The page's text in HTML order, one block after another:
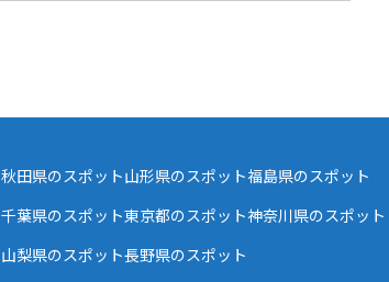
秋田県のスポット山形県のスポット福島県のスポット
千葉県のスポット東京都のスポット神奈川県のスポット
山梨県のスポット長野県のスポット